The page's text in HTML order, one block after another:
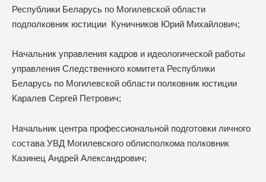
Республики Беларусь по Могилевской области
подполковник юстиции Куничников Юрий Михайлович;
Начальник управления кадров и идеологической работы
управления Следственного комитета Республики
Беларусь по Могилевской области полковник юстиции
Каралев Сергей Петрович;
Начальник центра профессиональной подготовки личного
состава УВД Могилевского облисполкома полковник
Казинец Андрей Александрович;